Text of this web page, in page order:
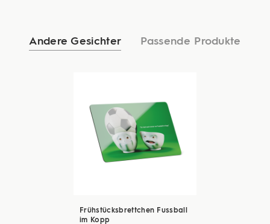
Andere Gesichter Passende Produkte
Frühstücksbrettchen Fussball
im Kopp